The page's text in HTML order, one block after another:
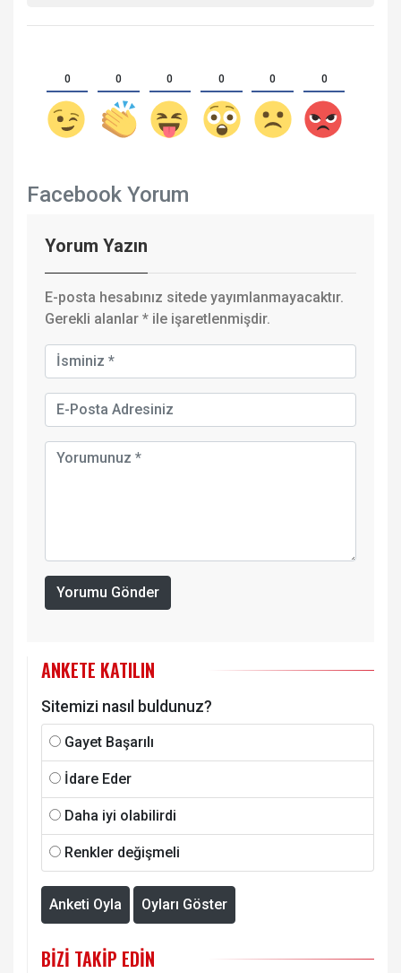
0 0 0 0 0 0
Facebook Yorum
Yorum Yazın
E-posta hesabınız sitede yayımlanmayacaktır.
Gerekli alanlar * ile işaretlenmişdir.
Yorumu Gönder
ANKETE KATILIN
Sitemizi nasıl buldunuz?
Gayet Başarılı
İdare Eder
Daha iyi olabilirdi
Renkler değişmeli
Anketi Oyla Oyları Göster
BIZI TAKIP EDIN